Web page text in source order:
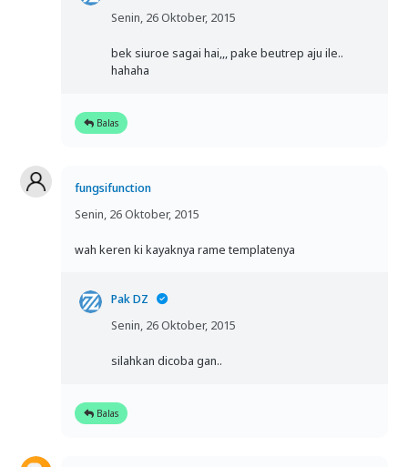
Senin, 26 Oktober, 2015
bek siuroe sagai hai,,, pake beutrep aju ile..
hahaha
Balas
fungsifunction
Senin, 26 Oktober, 2015
wah keren ki kayaknya rame templatenya
Pak DZ
Senin, 26 Oktober, 2015
silahkan dicoba gan..
Balas